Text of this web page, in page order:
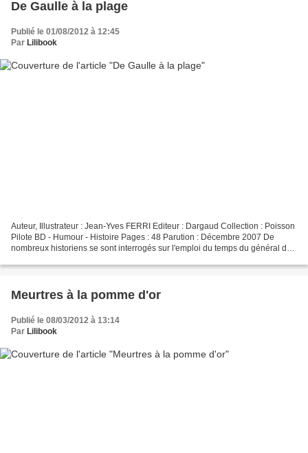
De Gaulle à la plage
Publié le 01/08/2012 à 12:45
Par Lilibook
Auteur, Illustrateur : Jean-Yves FERRI Editeur : Dargaud Collection : Poisson
Pilote BD - Humour - Histoire Pages : 48 Parution : Décembre 2007 De
nombreux historiens se sont interrogés sur l'emploi du temps du général de
Meurtres à la pomme d'or
Publié le 08/03/2012 à 13:14
Par Lilibook